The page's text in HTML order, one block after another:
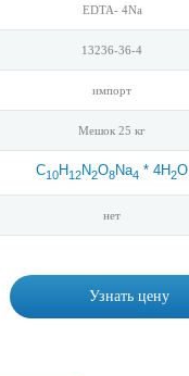
EDTA- 4Na
13236-36-4
импорт
Мешок 25 кг
C10H12N2O8Na4 * 4H2O
нет
Узнать цену